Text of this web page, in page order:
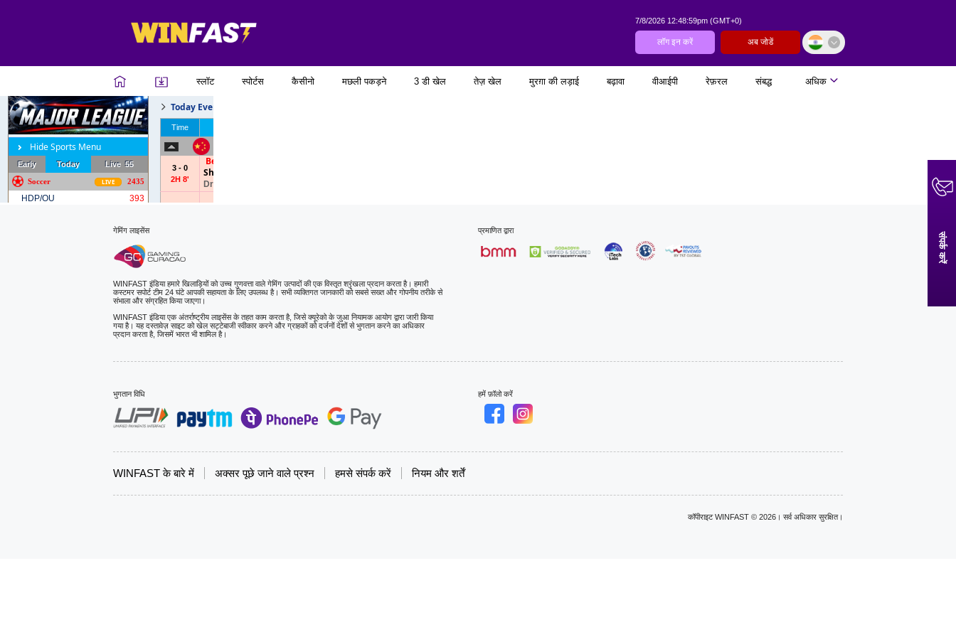
संपर्क करें
7/8/2026 12:48:59pm (GMT+0)
लॉग इन करें अब जोडें
स्लॉट स्पोर्टस कैसीनो मछली पकड़ने 3 डी खेल तेज़ खेल मुरग़ा की लड़ाई बढ़ावा वीआईपी रेफ़रल संबद्ध अधिक
गेमिंग लाइसेंस
WINFAST इंडिया हमारे खिलाड़ियों को उच्च गुणवत्ता वाले गेमिंग उत्पादों की एक विस्तृत श्रृंखला प्रदान करता है। हमारी
कस्टमर सपोर्ट टीम 24 घंटे आपकी सहायता के लिए उपलब्ध है। सभी व्यक्तिगत जानकारी को सबसे सख्त और गोपनीय तरीके से
संभाला और संग्रहित किया जाएगा।
WINFAST इंडिया एक अंतर्राष्ट्रीय लाइसेंस के तहत काम करता है, जिसे क्यूरेको के जुआ नियामक आयोग द्वारा जारी किया
गया है। यह दस्तावेज़ साइट को खेल सट्टेबाजी स्वीकार करने और ग्राहकों को दर्जनों देशों से भुगतान करने का अधिकार
प्रदान करता है, जिसमें भारत भी शामिल है।
प्रमाणित द्वारा
भुगतान विधि हमें फ़ॉलो करें
WINFAST के बारे में अक्सर पूछे जाने वाले प्रश्न हमसे संपर्क करें नियम और शर्तें
कॉपीराइट WINFAST © 2026। सर्व अधिकार सुरक्षित।